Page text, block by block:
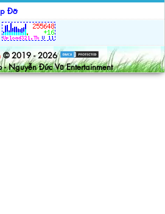
Đỡ
© 2019 - 2026
- Nguyễn Đức Vũ Entertainment